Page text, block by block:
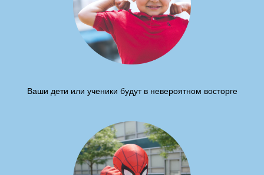
Ваши дети или ученики будут в невероятном восторге